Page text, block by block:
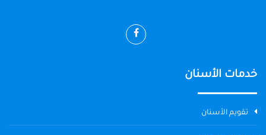
خدمات الأسنان
تقويم الأسنان